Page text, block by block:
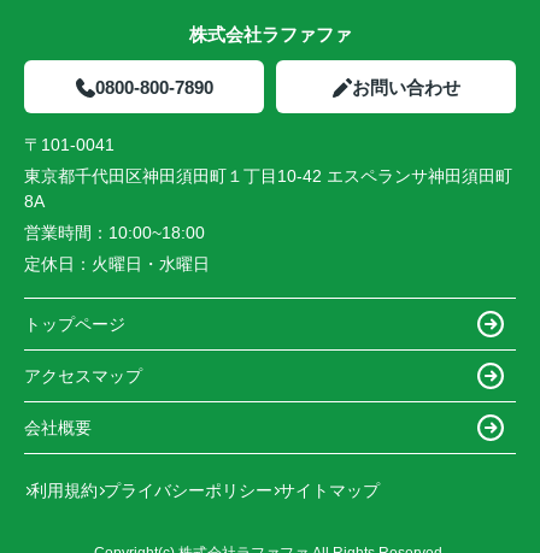
株式会社ラファファ
0800-800-7890 お問い合わせ
〒101-0041
東京都千代田区神田須田町１丁目10-42 エスペランサ神田須田町
8A
営業時間： 10:00~18:00
定休日： 火曜日・水曜日
トップページ
アクセスマップ
会社概要
利用規約 プライバシーポリシー サイトマップ